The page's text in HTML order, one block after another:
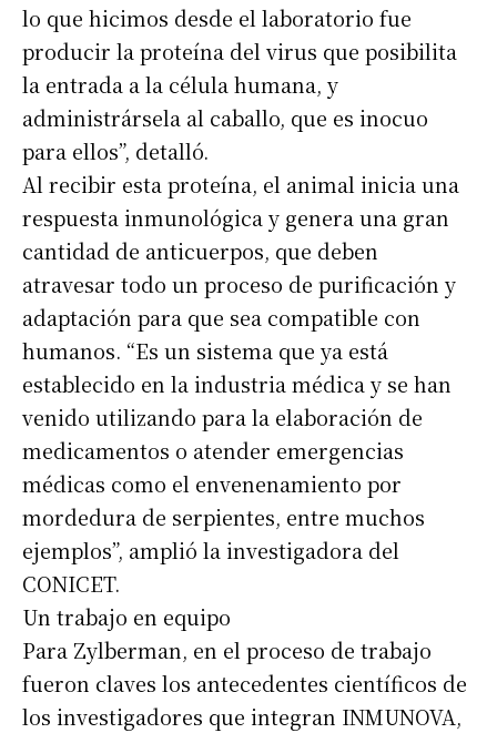
Suscribirme gratis
Dirección de correo electrónico*
lo que hicimos desde el laboratorio fue
producir la proteína del virus que posibilita
la entrada a la célula humana, y
administrársela al caballo, que es inocuo
para ellos”, detalló.
Al recibir esta proteína, el animal inicia una
respuesta inmunológica y genera una gran
cantidad de anticuerpos, que deben
atravesar todo un proceso de purificación y
adaptación para que sea compatible con
humanos. “Es un sistema que ya está
establecido en la industria médica y se han
venido utilizando para la elaboración de
medicamentos o atender emergencias
médicas como el envenenamiento por
mordedura de serpientes, entre muchos
ejemplos”, amplió la investigadora del
CONICET.
Un trabajo en equipo
Para Zylberman, en el proceso de trabajo
fueron claves los antecedentes científicos de
los investigadores que integran INMUNOVA,